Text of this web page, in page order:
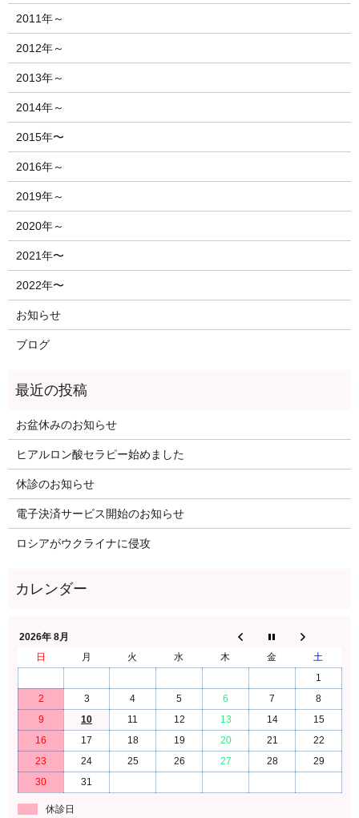
2011年～
2012年～
2013年～
2014年～
2015年〜
2016年～
2019年～
2020年～
2021年〜
2022年〜
お知らせ
ブログ
お盆休みのお知らせ
ヒアルロン酸セラピー始めました
休診のお知らせ
電子決済サービス開始のお知らせ
ロシアがウクライナに侵攻
2026年 8月
日
月 火 水 木 金
土
1
2
3 4 5 6 7
8
9
10 11 12 13 14
15
16
17 18 19 20 21
22
23
24 25 26 27 28
29
30
31
休診日